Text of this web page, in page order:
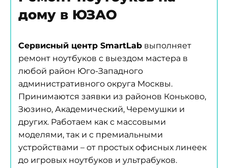
дому в ЮЗАО
Сервисный центр SmartLab выполняет
ремонт ноутбуков с выездом мастера в
любой район Юго-Западного
административного округа Москвы.
Принимаются заявки из районов Коньково,
Зюзино, Академический, Черемушки и
других. Работаем как с массовыми
моделями, так и с премиальными
устройствами – от простых офисных линеек
до игровых ноутбуков и ультрабуков.